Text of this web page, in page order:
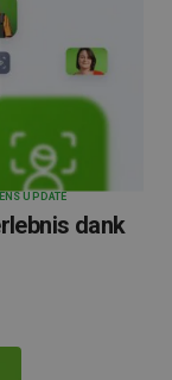
UPDATE
dank